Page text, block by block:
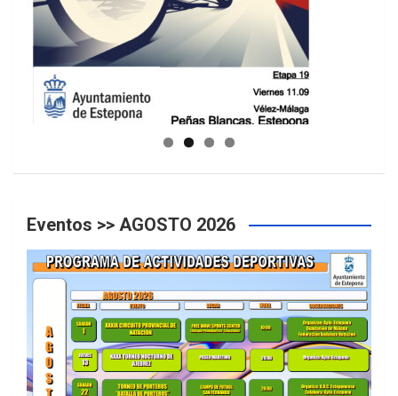
GUIA DE INSTALACIONES DEPORTIVAS
Eventos >> AGOSTO 2026